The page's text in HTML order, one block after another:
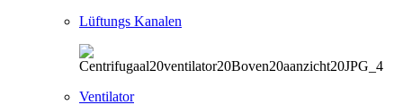
Lüftungs Kanalen
Ventilator